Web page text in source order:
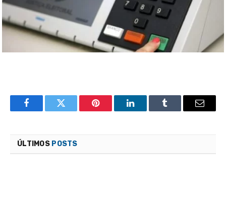
FacebookTwitter Pinterest LinkedInTumblr Email
ÚLTIMOS POSTS